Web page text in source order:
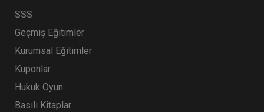
SSS
Geçmiş Eğitimler
Kurumsal Eğitimler
Kuponlar
Hukuk Oyun
Basılı Kitaplar